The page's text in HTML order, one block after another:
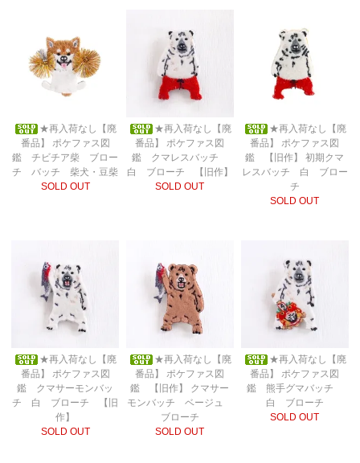
★再入荷なし【廃
番品】 ポケファス図
鑑 チビチア柴 ブロー
チ バッチ 柴犬・豆柴
SOLD OUT
★再入荷なし【廃
番品】 ポケファス図
鑑 クマレスバッチ
白 ブローチ 【旧作】
SOLD OUT
★再入荷なし【廃
番品】 ポケファス図
鑑 【旧作】 初期クマ
レスバッチ 白 ブロー
チ
SOLD OUT
★再入荷なし【廃
番品】 ポケファス図
鑑 クマサーモンバッ
チ 白 ブローチ 【旧
作】
SOLD OUT
★再入荷なし【廃
番品】 ポケファス図
鑑 【旧作】 クマサー
モンバッチ ベージュ
ブローチ
SOLD OUT
★再入荷なし【廃
番品】 ポケファス図
鑑 熊手グマバッチ
白 ブローチ
SOLD OUT